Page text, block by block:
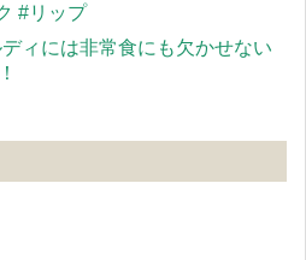
#リップ
ディには非常食にも欠かせない